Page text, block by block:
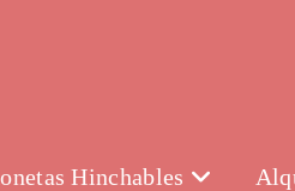
Hinchables